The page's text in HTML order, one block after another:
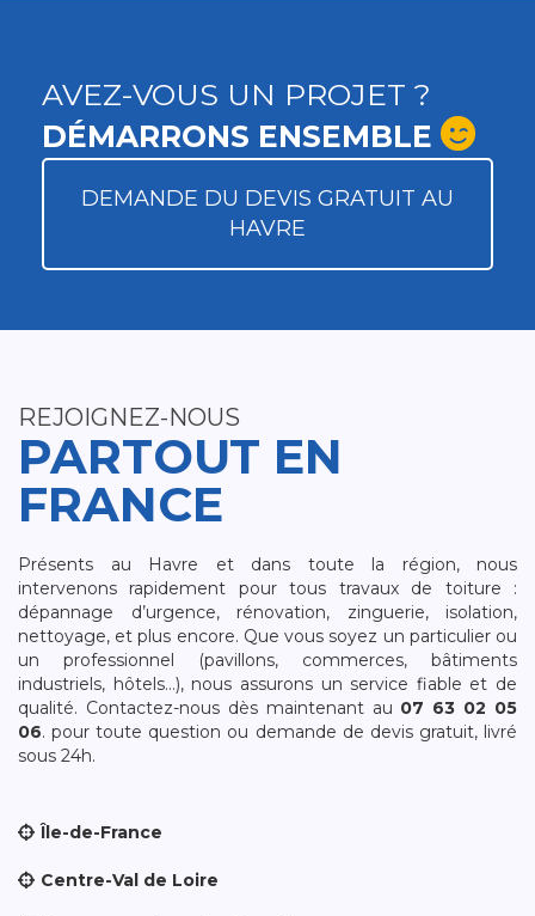
AVEZ-VOUS UN PROJET ?
DÉMARRONS ENSEMBLE
DEMANDE DU DEVIS GRATUIT AU
HAVRE
REJOIGNEZ-NOUS
PARTOUT EN
FRANCE
Présents au Havre et dans toute la région, nous
intervenons rapidement pour tous travaux de toiture :
dépannage d’urgence, rénovation, zinguerie, isolation,
nettoyage, et plus encore. Que vous soyez un particulier ou
un professionnel (pavillons, commerces, bâtiments
industriels, hôtels…), nous assurons un service fiable et de
qualité. Contactez-nous dès maintenant au 07 63 02 05
06. pour toute question ou demande de devis gratuit, livré
sous 24h.
Île-de-France
Centre-Val de Loire